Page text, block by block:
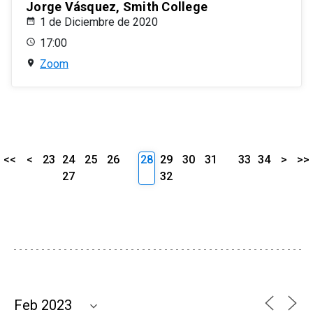
Jorge Vásquez, Smith College
1 de Diciembre de 2020
17:00
Zoom
<< < 23 24 25
26
27
28 29 30
31
32
33 34 > >>